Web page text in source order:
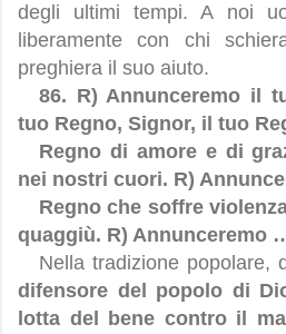
degli ultimi tempi. A noi
liberamente con chi
preghiera il suo aiuto.
86. R) Annunceremo il
tuo Regno, Signor, il tuo
Regno di amore e di
nei nostri cuori. R)
Regno che soffre
quaggiù. R) Annunceremo
Nella tradizione popolare,
difensore del popolo di
lotta del bene contro il